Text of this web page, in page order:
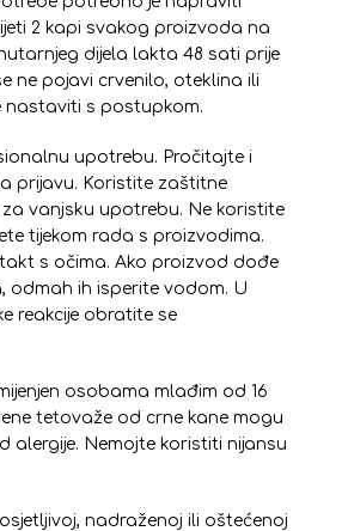
2 kapi svakog proizvoda na
dijela lakta 48 sati prije
ne pojavi crvenilo, oteklina ili
nastaviti s postupkom.
upotrebu. Pročitajte i
prijavu. Koristite zaštitne
za vanjsku upotrebu. Ne koristite
tijekom rada s proizvodima.
s očima. Ako proizvod dođe
odmah ih isperite vodom. U
reakcije obratite se
osobama mlađim od 16
tetovaže od crne kane mogu
alergije. Nemojte koristiti nijansu
nadraženoj ili oštećenoj